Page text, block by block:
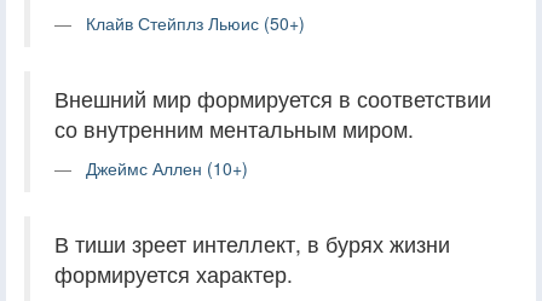
Клайв Стейплз Льюис (50+)
Внешний мир формируется в соответствии
со внутренним ментальным миром.
Джеймс Аллен (10+)
В тиши зреет интеллект, в бурях жизни
формируется характер.